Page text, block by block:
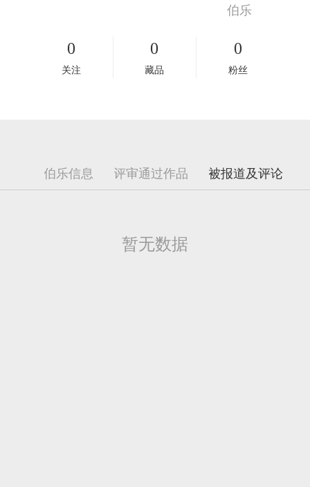
伯乐
0
关注
0
藏品
0
粉丝
暂无数据